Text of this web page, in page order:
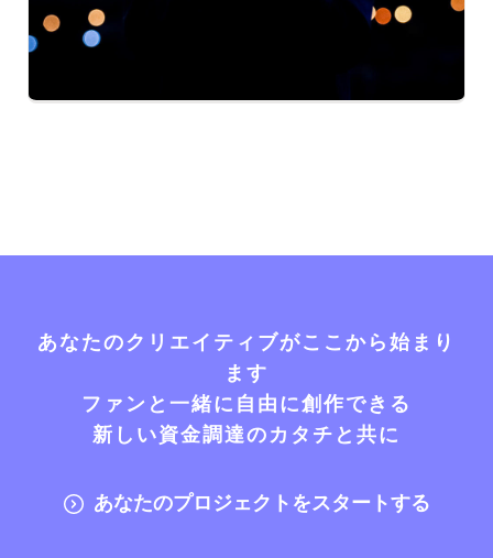
あなたのクリエイティブがここから始まり
ます
ファンと一緒に自由に創作できる
新しい資金調達のカタチと共に
あなたのプロジェクトをスタートする